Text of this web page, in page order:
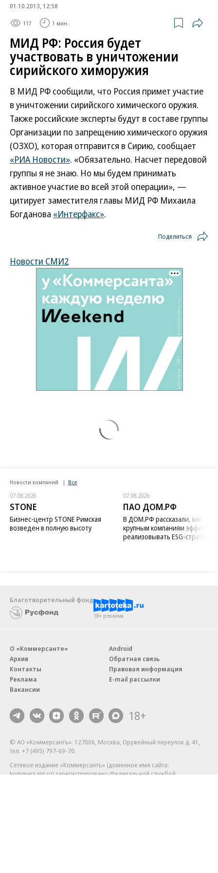
01.10.2013, 12:58
117 1 мин.
МИД РФ: Россия будет
участвовать в уничтожении
сирийского химоружия
В МИД РФ сообщили, что Россия примет участие
в уничтожении сирийского химического оружия.
Также российские эксперты будут в составе группы
Организации по запрещению химического оружия
(ОЗХО), которая отправится в Сирию, сообщает
«РИА Новости». «Обязательно. Насчет передовой
группы я не знаю. Но мы будем принимать
активное участие во всей этой операции», —
цитирует заместителя главы МИД РФ Михаила
Богданова «Интерфакс».
Поделиться
Новости СМИ2
Новости компаний Все
07.08.2026
STONE
Бизнес-центр STONE Римская
возведен в полную высоту
07.08.2026
ПАО ДОМ.РФ
В ДОМ.РФ рассказали, как
крупным компаниям
реализовывать ESG-стратегию
Благотворительный фонд
18+ реклама
О «Коммерсанте»
Архив
Контакты
Реклама
Вакансии
Android
Обратная связь
Правовая информация
E-mail рассылки
18+
© АО «Коммерсантъ». 127006, Москва, Оружейный переулок д. 41,
тел. +7 (495) 797-69-70.
Сетевое издание «Коммерсантъ» (доменное имя сайта:
kommersant.ru) зарегистрировано Федеральной службой